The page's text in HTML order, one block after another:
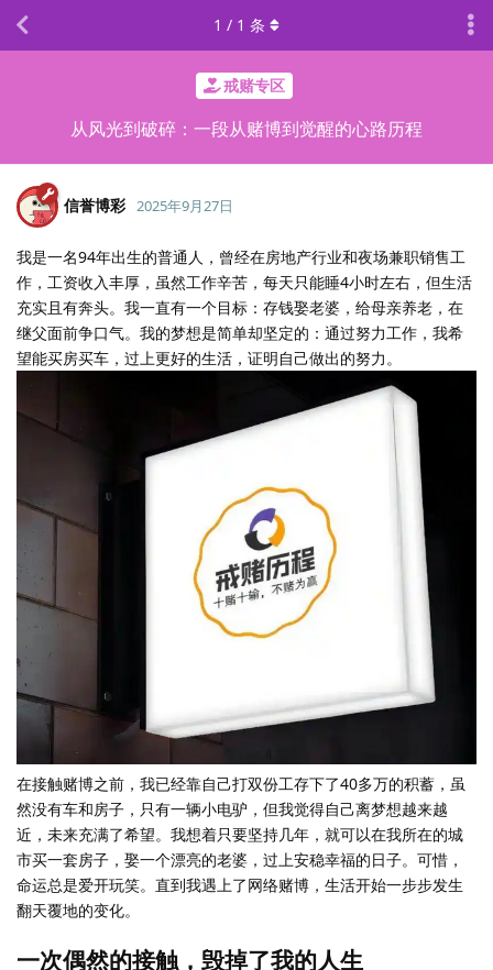
戒赌专区
从风光到破碎：一段从赌博到觉醒的心路历程
1 / 1 条
信誉博彩 2025年9月27日
我是一名94年出生的普通人，曾经在房地产行业和夜场兼职销售工
作，工资收入丰厚，虽然工作辛苦，每天只能睡4小时左右，但生活
充实且有奔头。我一直有一个目标：存钱娶老婆，给母亲养老，在
继父面前争口气。我的梦想是简单却坚定的：通过努力工作，我希
望能买房买车，过上更好的生活，证明自己做出的努力。
在接触赌博之前，我已经靠自己打双份工存下了40多万的积蓄，虽
然没有车和房子，只有一辆小电驴，但我觉得自己离梦想越来越
近，未来充满了希望。我想着只要坚持几年，就可以在我所在的城
市买一套房子，娶一个漂亮的老婆，过上安稳幸福的日子。可惜，
命运总是爱开玩笑。直到我遇上了网络赌博，生活开始一步步发生
翻天覆地的变化。
一次偶然的接触，毁掉了我的人生